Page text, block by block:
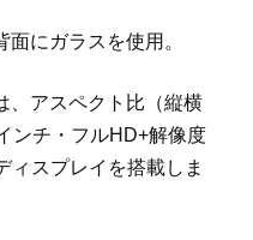
にガラスを使用。
、アスペクト比（縦横
ンチ・フルHD+解像度
ィスプレイを搭載しま